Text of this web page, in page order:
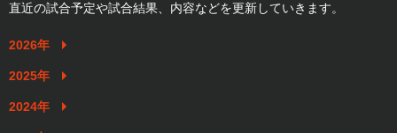
直近の試合予定や試合結果、内容などを更新していきます。
2026年
2025年
2024年